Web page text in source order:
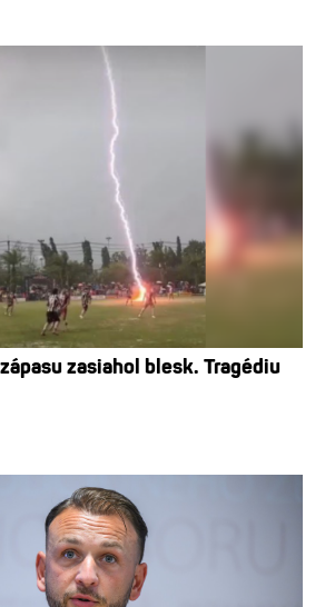
zasiahol blesk. Tragédiu